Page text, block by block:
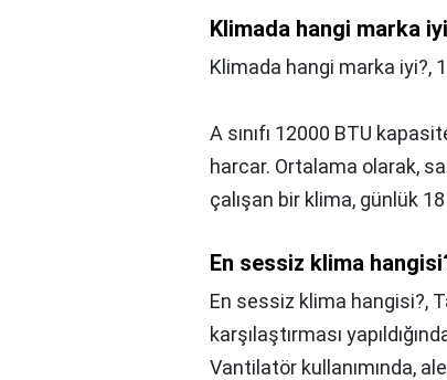
Klimada hangi marka
Klimada hangi marka iyi?,
A sınıfı 12000 BTU
harcar. Ortalama olarak,
çalışan bir klima, günlük
En sessiz klima
En sessiz klima hangisi?,
karşılaştırması
Vantilatör kullanımında,